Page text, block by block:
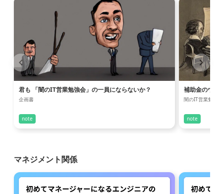
君も 「闇のIT営業勉強会」の一員にならないか？
企画書
note
補助金のウラ
闇のIT営業勉強
note
マネジメント関係